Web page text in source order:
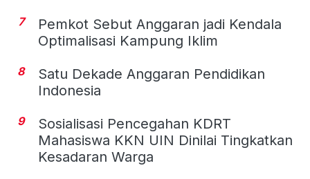
7
Pemkot Sebut Anggaran jadi Kendala
Optimalisasi Kampung Iklim
8
Satu Dekade Anggaran Pendidikan
Indonesia
9
Sosialisasi Pencegahan KDRT
Mahasiswa KKN UIN Dinilai Tingkatkan
Kesadaran Warga